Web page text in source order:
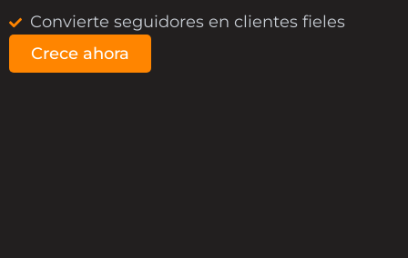
Convierte seguidores en clientes fieles
Crece ahora